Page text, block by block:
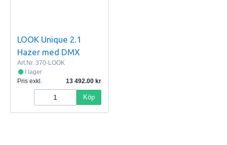
LOOK Unique 2.1
Hazer med DMX
Art.Nr. 370-LOOK
I lager
Pris exkl.
13 492.00
Köp